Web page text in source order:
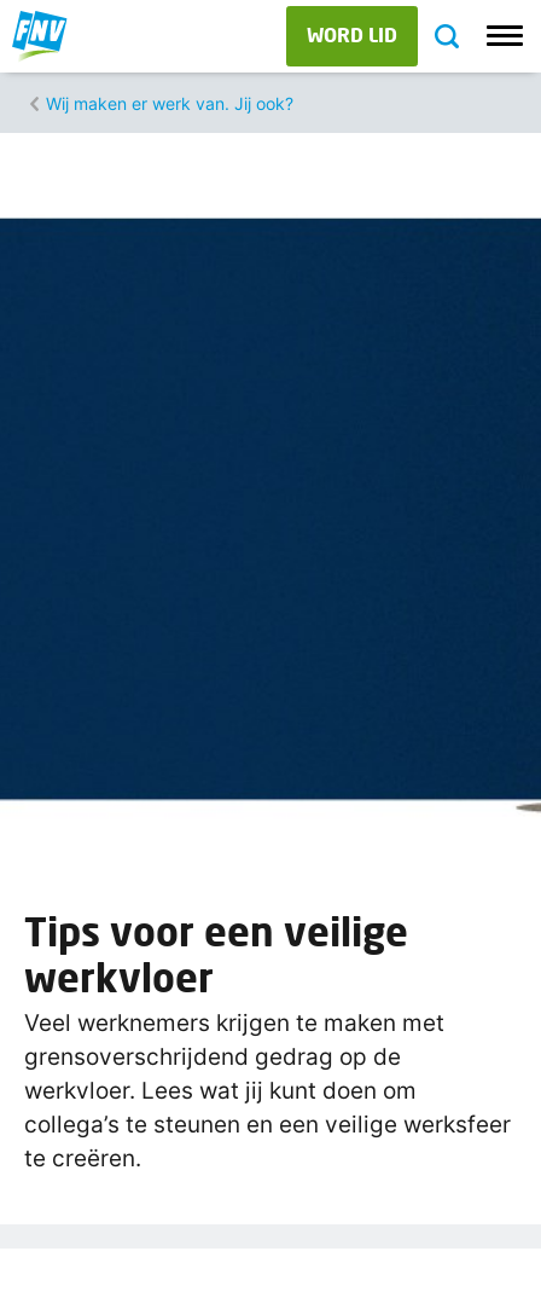
WORD LID
Wij maken er werk van. Jij ook?
Tips voor een veilige
werkvloer
Veel werknemers krijgen te maken met
grensoverschrijdend gedrag op de
werkvloer. Lees wat jij kunt doen om
collega’s te steunen en een veilige werksfeer
te creëren.